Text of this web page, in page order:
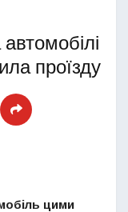
проїзду
цими